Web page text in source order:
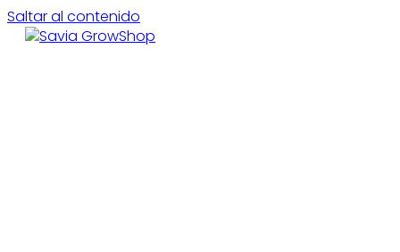
Saltar al contenido